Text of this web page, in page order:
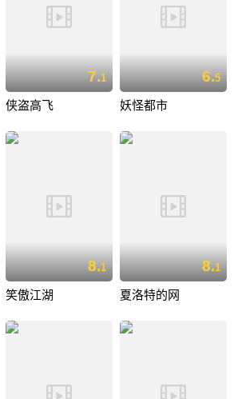
7.1
侠盗高飞
6.5
妖怪都市
8.1
笑傲江湖
8.1
夏洛特的网